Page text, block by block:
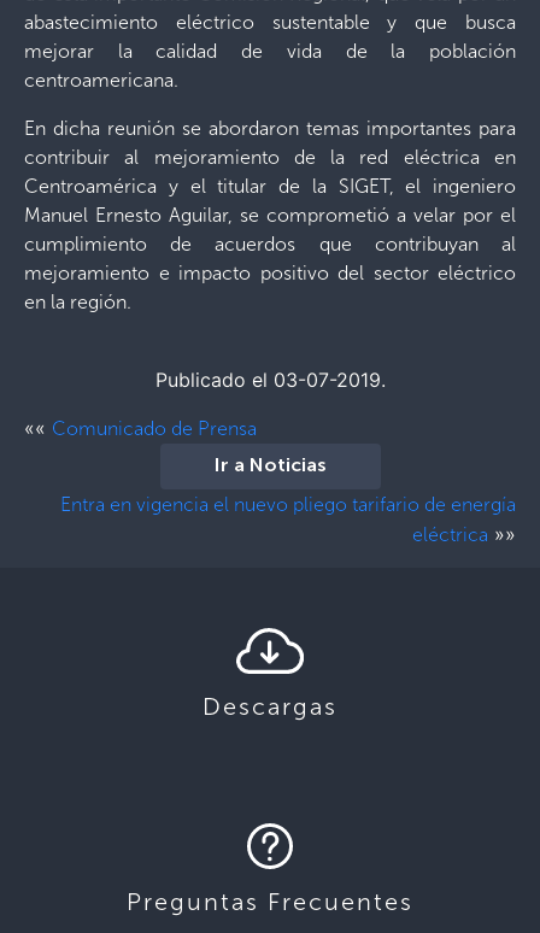
abastecimiento eléctrico sustentable y que busca
mejorar la calidad de vida de la población
centroamericana.
En dicha reunión se abordaron temas importantes para
contribuir al mejoramiento de la red eléctrica en
Centroamérica y el titular de la SIGET, el ingeniero
Manuel Ernesto Aguilar, se comprometió a velar por el
cumplimiento de acuerdos que contribuyan al
mejoramiento e impacto positivo del sector eléctrico
en la región.
Publicado el 03-07-2019.
«« Comunicado de Prensa
Ir a Noticias
Entra en vigencia el nuevo pliego tarifario de energía
eléctrica »»
Descargas
Preguntas Frecuentes